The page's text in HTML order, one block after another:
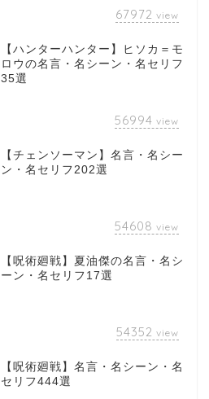
67972 view
【ハンターハンター】ヒソカ＝モ
ロウの名言・名シーン・名セリフ
35選
56994 view
【チェンソーマン】名言・名シー
ン・名セリフ202選
54608 view
【呪術廻戦】夏油傑の名言・名シ
ーン・名セリフ17選
54352 view
【呪術廻戦】名言・名シーン・名
セリフ444選